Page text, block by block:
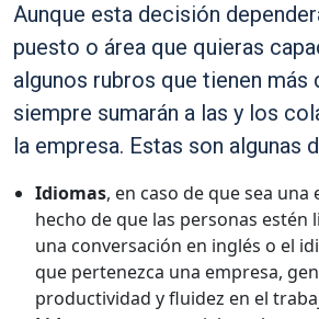
Aunque esta decisión
puesto o área que quieras
algunos rubros que tienen más
siempre sumarán a las y los
la empresa. Estas son algunas
Idiomas, en caso de que sea una
hecho de que las personas estén
una conversación en inglés o el
que pertenezca una empresa,
productividad y fluidez en el